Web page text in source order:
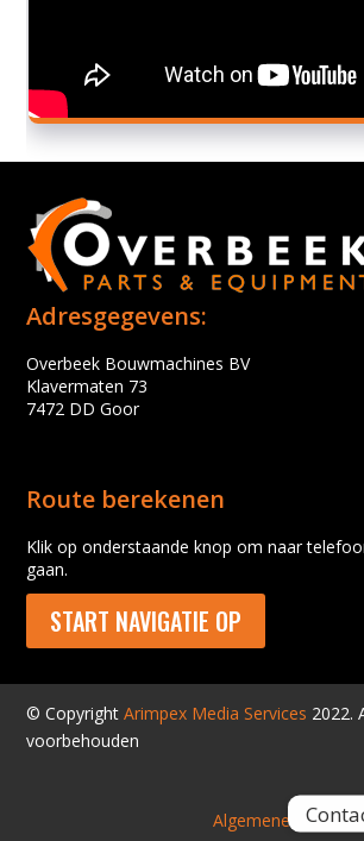
Adresgegevens:
Overbeek Bouwmachines BV
Klavermaten 73
7472 DD Goor
Route berekenen
Klik op onderstaande knop om naar
gaan.
START NAVIGATIE OP
© CopyrightArimpex Media Services 2022.
voorbehouden
Algemene